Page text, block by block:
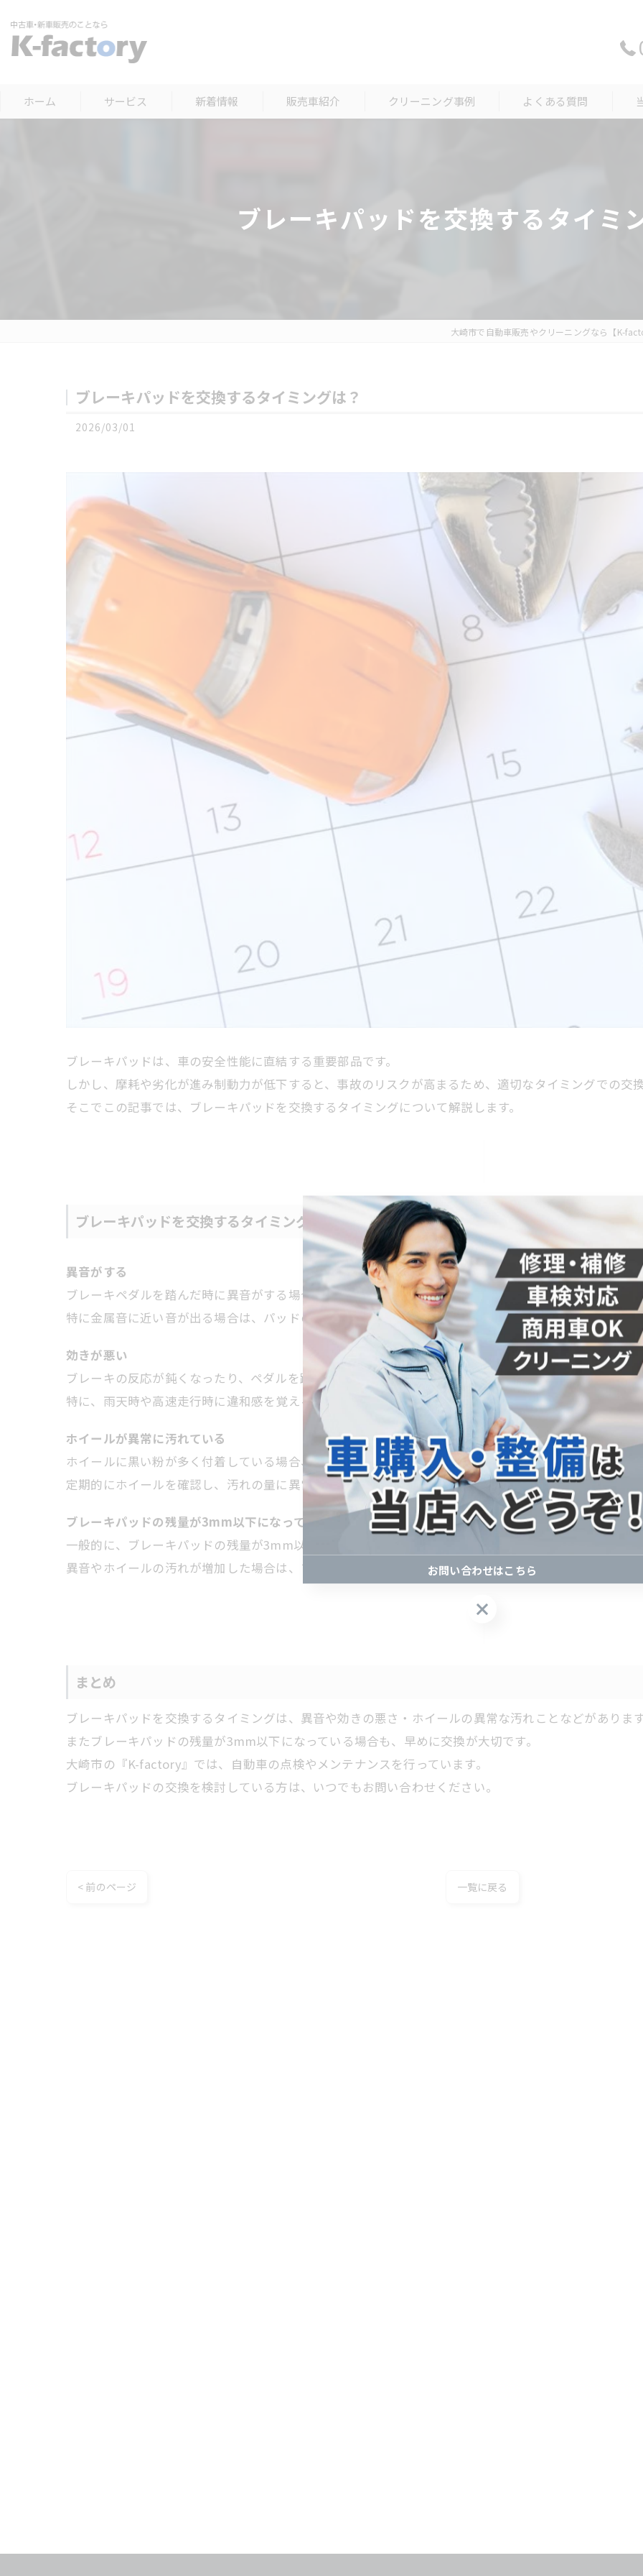
ホーム サービス 新着情報 販売車紹介 クリーニング事例 よくある質問
外
ブレーキパッドを交換するタイミ
大崎市で自動車販売やクリーニングなら【K-
ブレーキパッドを交換するタイミングは？
2026/03/01
ブレーキパッドは、車の安全性能に直結する重要部品です。
しかし、摩耗や劣化が進み制動力が低下すると、事故のリスクが高まるため、適切なタイミングでの交換
そこでこの記事では、ブレーキパッドを交換するタイミングについて解説します。
ブレーキパッドを交換するタイミング
異音がする
ブレーキペダルを踏んだ時に異音がする場合は、パッドが摩耗しているサインです。
特に金属音に近い音が出る場合は、パッドの摩耗が限界に近く、ローターにもダメージが及んでいる可能
効きが悪い
ブレーキの反応が鈍くなったり、ペダルを踏んでも制動力が弱く感じる場合も、パッド交換のタイミング
特に、雨天時や高速走行時に違和感を覚える場合は、安全のためにも早めに交換しましょう。
ホイールが異常に汚れている
ホイールに黒い粉が多く付着している場合、パッドの摩耗が進んでいる可能性があります。
定期的にホイールを確認し、汚れの量に異常がないかチェックしましょう。
ブレーキパッドの残量が3mm以下になっている
一般的に、ブレーキパッドの残量が3mm以下になると制動力が低下し、事故のリスクが高まります。
異音やホイールの汚れが増加した場合は、ブレーキパッドを確認し、早めの交換を心がけましょう。
まとめ
ブレーキパッドを交換するタイミングは、異音や効きの悪さ・ホイールの異常な汚れことなどがあります
またブレーキパッドの残量が3mm以下になっている場合も、早めに交換が大切です。
大崎市の『K-factory』では、自動車の点検やメンテナンスを行っています。
ブレーキパッドの交換を検討している方は、いつでもお問い合わせください。
< 前のページ 一覧に戻る
お問い合わせはこちら
お問い合わせはこちら